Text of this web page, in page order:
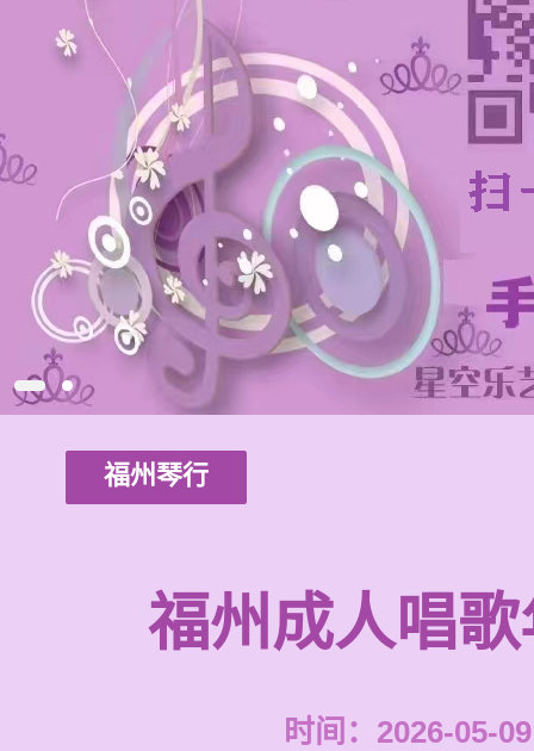
福州琴行
福州成人唱
时间：2026-05-